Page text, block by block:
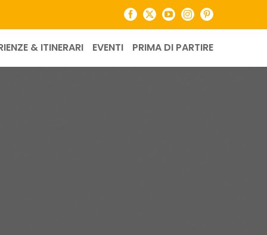
Facebook
X YouTubeInstagramPinterest
& ITINERARI EVENTI PRIMA DI PARTIRE